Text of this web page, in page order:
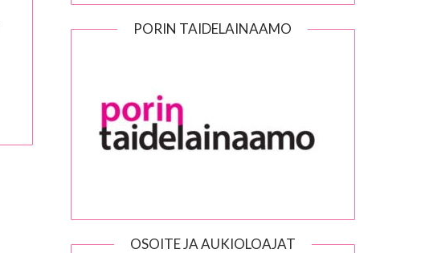
PORIN TAIDELAINAAMO
OSOITE JA AUKIOLOAJAT